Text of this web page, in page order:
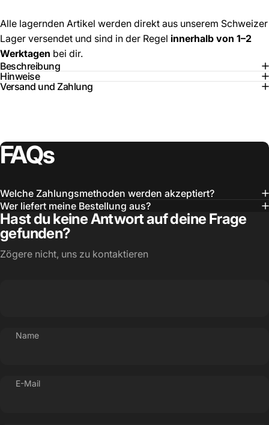
Alle lagernden Artikel werden direkt aus unserem Schweizer
Lager versendet und sind in der Regel innerhalb von 1–2
Werktagen bei dir.
Beschreibung
Hinweise
Versand und Zahlung
FAQs
Welche Zahlungsmethoden werden akzeptiert?
Wer liefert meine Bestellung aus?
Hast du keine Antwort auf deine Frage
gefunden?
Zögere nicht, uns zu kontaktieren
Name
E-Mail